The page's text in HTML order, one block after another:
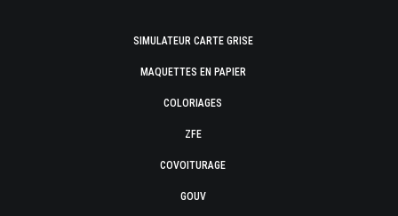
SIMULATEUR CARTE GRISE
MAQUETTES EN PAPIER
COLORIAGES
ZFE
COVOITURAGE
GOUV